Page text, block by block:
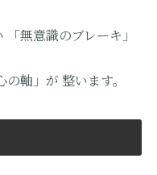
「無意識のブレーキ」
の軸」が 整います。